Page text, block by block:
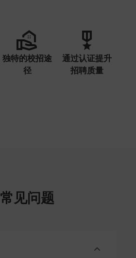
独特的校招途
径
通过认证提升
招聘质量
常见问题